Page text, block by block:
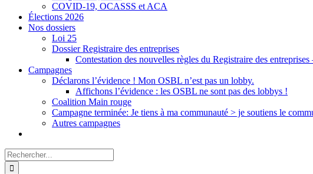
COVID-19, OCASSS et ACA
Élections 2026
Nos dossiers
Loi 25
Dossier Registraire des entreprises
Contestation des nouvelles règles du Registraire des
Campagnes
Déclarons l’évidence ! Mon OSBL n’est pas un lobby.
Affichons l’évidence : les OSBL ne sont pas des lobbys !
Coalition Main rouge
Campagne terminée: Je tiens à ma communauté > je soutiens le
Autres campagnes
Rechercher: